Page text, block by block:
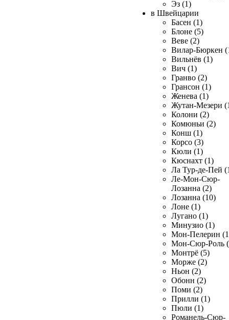
Эз (1)
в Швейцарии
Басен (1)
Блоне (5)
Веве (2)
Вилар-Бюркен
Вильнёв (1)
Вич (1)
Гранво (2)
Грансон (1)
Женева (1)
Жутан-Мезери
Колони (2)
Комюньи (2)
Конш (1)
Корсо (3)
Кюли (1)
Кюснахт (1)
Ла Тур-де-Пей
Ле-Мон-Сюр-
Лозанна (2)
Лозанна (10)
Лоне (1)
Лугано (1)
Минузио (1)
Мон-Пелерин
Мон-Сюр-Роль
Монтрё (5)
Морже (2)
Ньон (2)
Обонн (2)
Поми (2)
Прилли (1)
Пюли (1)
Романель-Сюр-